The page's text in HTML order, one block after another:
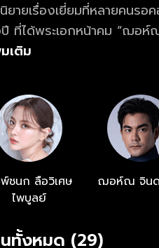
ยายเรื่องเยี่ยมที่หลายคนรอ
ที่ได้พระเอกหน้าคม “ฌอห์
พิมพ์ชนก” เป็นครั้งแรก!...
ส่าหรีบนดินแดนที่เต็มไปด้วยม
เติม
ชนก ลือวิเศษ
ไพบูลย์
ฌอห์ณ จินด
ทั้งหมด (29)